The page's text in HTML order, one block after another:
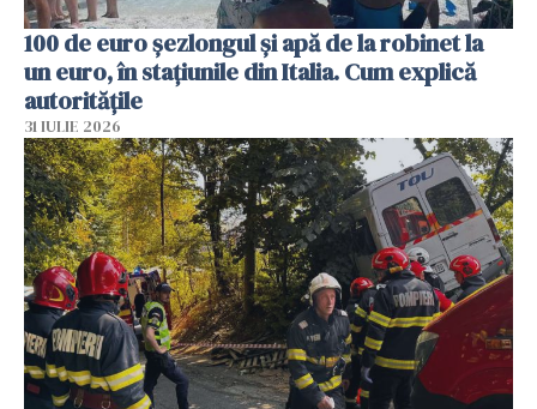
100 de euro șezlongul și apă de la robinet la
un euro, în stațiunile din Italia. Cum explică
autoritățile
31 IULIE 2026